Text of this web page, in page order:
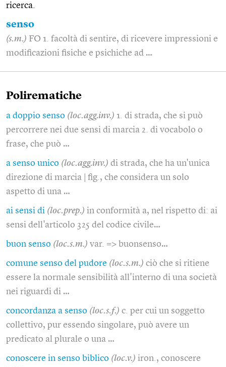
ricerca.
senso
(s.m.) FO 1. facoltà di sentire, di ricevere impressioni e
modificazioni fisiche e psichiche ad …
Polirematiche
a doppio senso (loc.agg.inv.) 1. di strada, che si può
percorrere nei due sensi di marcia 2. di vocabolo o
frase, che può …
a senso unico (loc.agg.inv.) di strada, che ha un'unica
direzione di marcia | fig., che considera un solo
aspetto di una …
ai sensi di (loc.prep.) in conformità a, nel rispetto di: ai
sensi dell'articolo 325 del codice civile…
buon senso (loc.s.m.) var. => buonsenso…
comune senso del pudore (loc.s.m.) ciò che si ritiene
essere la normale sensibilità all'interno di una società
nei riguardi di …
concordanza a senso (loc.s.f.) c. per cui un soggetto
collettivo, pur essendo singolare, può avere un
predicato al plurale o una …
conoscere in senso biblico (loc.v.) iron., conoscere